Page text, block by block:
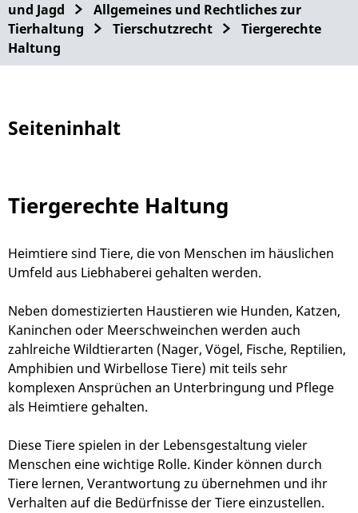
und Jagd
Allgemeines und Rechtliches zur
Tierhaltung
Tierschutzrecht
Tiergerechte
Haltung
Seiteninhalt
Tiergerechte Haltung
Heimtiere sind Tiere, die von Menschen im häuslichen
Umfeld aus Liebhaberei gehalten werden.
Neben domestizierten Haustieren wie Hunden, Katzen,
Kaninchen oder Meerschweinchen werden auch
zahlreiche Wildtierarten (Nager, Vögel, Fische, Reptilien,
Amphibien und Wirbellose Tiere) mit teils sehr
komplexen Ansprüchen an Unterbringung und Pflege
als Heimtiere gehalten.
Diese Tiere spielen in der Lebensgestaltung vieler
Menschen eine wichtige Rolle. Kinder können durch
Tiere lernen, Verantwortung zu übernehmen und ihr
Verhalten auf die Bedürfnisse der Tiere einzustellen.